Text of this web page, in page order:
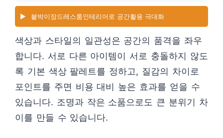
▶️ 붙박이장드레스룸인테리어로 공간활용 극대화
색상과 스타일의 일관성은 공간의 품격을 좌우
합니다. 서로 다른 아이템이 서로 충돌하지 않도
록 기본 색상 팔레트를 정하고, 질감의 차이로
포인트를 주면 비용 대비 높은 효과를 얻을 수
있습니다. 조명과 작은 소품으로도 큰 분위기 차
이를 만들 수 있습니다.